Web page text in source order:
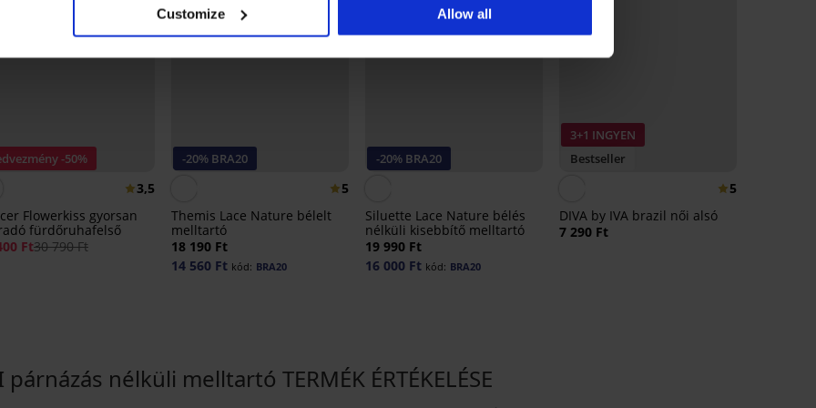
Customize Allow all
-50%
3,5
Flowerkiss gyorsan
fürdőruhafelső
Ft30 790 Ft
-20% BRA20
5
Themis Lace Nature bélelt
melltartó
18 190 Ft
14 560 Ft kód: BRA20
-20% BRA20
Siluette Lace Nature bélés
nélküli kisebbítő melltartó
19 990 Ft
16 000 Ft kód: BRA20
3+1 INGYEN
Bestseller
5
DIVA by IVA brazil női alsó
7 290 Ft
párnázás nélküli melltartó TERMÉK ÉRTÉKELÉSE